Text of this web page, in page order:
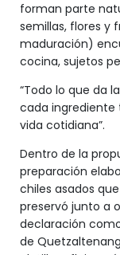
forman parte
semillas, flores y
maduración)
cocina, sujetos
“Todo lo que da
cada ingrediente
vida cotidiana”.
Dentro de la
preparación
chiles asados
preservó junto a
declaración
de